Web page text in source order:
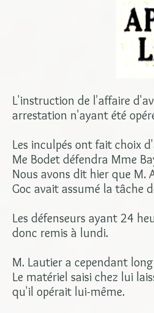
L'instruction de l'affaire
arrestation n'ayant été
Les inculpés ont fait choix
Me Bodet défendra Mme
Nous avons dit hier que M.
Goc avait assumé la tâche
Les défenseurs ayant 24
donc remis à lundi.
M. Lautier a cependant
Le matériel saisi chez lui
qu'il opérait lui-même.